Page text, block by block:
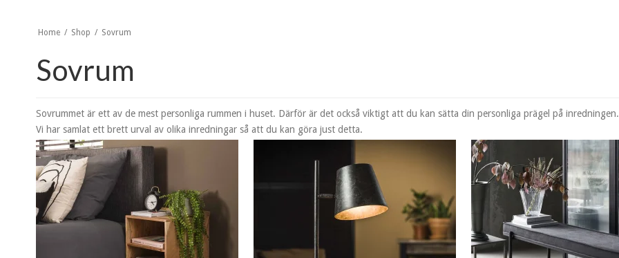
Home / Shop / Sovrum
Sovrum
Sovrummet är ett av de mest personliga rummen i huset. Därför är det också viktigt att du kan sätta din personliga prägel på inredningen.
Vi har samlat ett brett urval av olika inredningar så att du kan göra just detta.